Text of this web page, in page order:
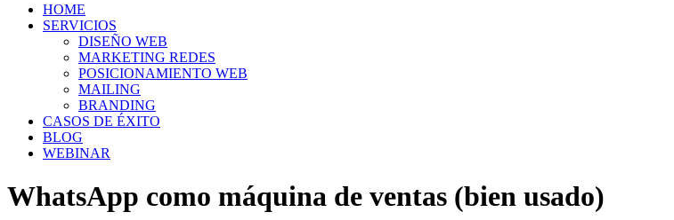
HOME
SERVICIOS
DISEÑO WEB
MARKETING REDES
POSICIONAMIENTO WEB
MAILING
BRANDING
CASOS DE ÉXITO
BLOG
WEBINAR
WhatsApp como máquina de ventas (bien usado)